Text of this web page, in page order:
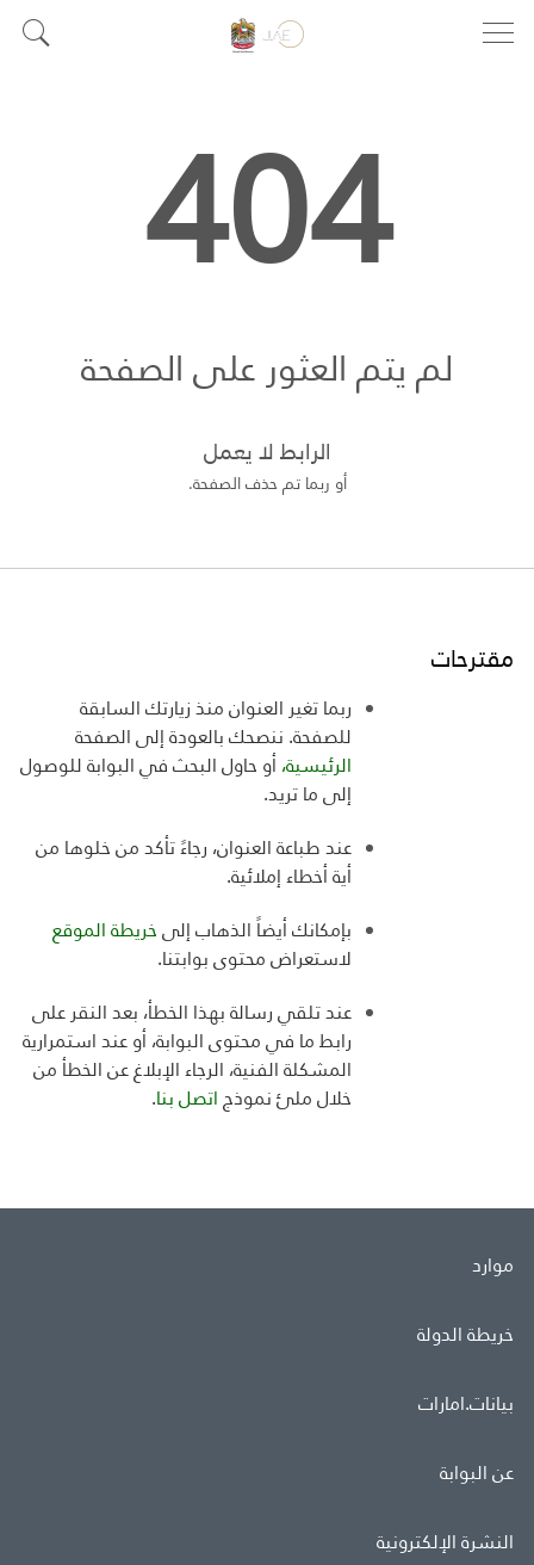
404
لم يتم العثور على الصفحة
الرابط لا يعمل
أو ربما تم حذف الصفحة.
مقترحات
ربما تغير العنوان منذ زيارتك السابقة
للصفحة. ننصحك بالعودة إلى الصفحة
الرئيسية، أو حاول البحث في البوابة للوصول
إلى ما تريد.
عند طباعة العنوان، رجاءً تأكد من خلوها من
أية أخطاء إملائية.
بإمكانك أيضاً الذهاب إلى خريطة الموقع
لاستعراض محتوى بوابتنا.
عند تلقي رسالة بهذا الخطأ، بعد النقر على
رابط ما في محتوى البوابة، أو عند استمرارية
المشكلة الفنية، الرجاء الإبلاغ عن الخطأ من
خلال ملئ نموذج اتصل بنا.
موارد
خريطة الدولة
بيانات.امارات
عن البوابة
النشرة الإلكترونية